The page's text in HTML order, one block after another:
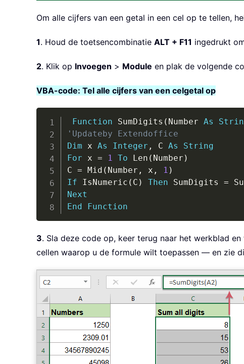
Om alle cijfers van een getal in een cel op te tellen,
1. Houd de toetsencombinatie ALT + F11 ingedrukt
2. Klik op Invoegen > Module en plak de volgende
VBA-code: Tel alle cijfers van een celgetal op
Function SumDigits ( Number As
'Updateby Extendoffice
Dim x As Integer , C As
String
For x = 1 To Len ( Number )
C = Mid ( Number , x , 1 )
If IsNumeric ( C ) Then SumDigits =
Next
End
Function
3. Sla deze code op, keer terug naar het werkblad
cellen waarop u de formule wilt toepassen — en zie